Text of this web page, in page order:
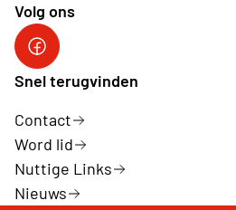
Volg ons
Neos Ardooie-Koolskamp
Snel terugvinden
Contact
Word lid
Nuttige Links
Nieuws